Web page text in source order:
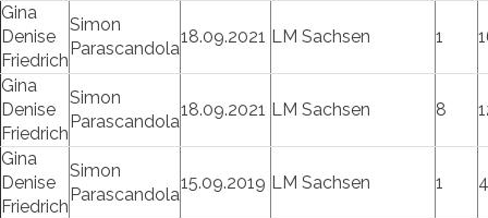
Gina
Denise
Friedrich
Simon
Parascandola
18.09.2021 LM Sachsen 1
Gina
Denise
Friedrich
Simon
Parascandola
18.09.2021 LM Sachsen 8
Gina
Denise
Friedrich
Simon
Parascandola
15.09.2019 LM Sachsen 1 4